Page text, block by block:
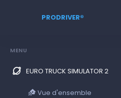
PRODRIVER®
MENU
EURO TRUCK SIMULATOR 2
Vue d'ensemble